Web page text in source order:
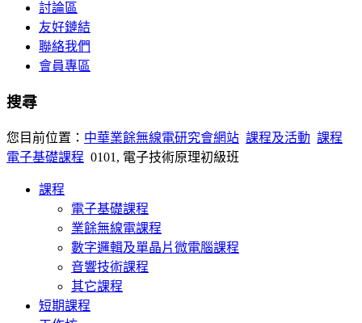
討論區
友好鏈結
聯絡我們
會員專區
搜尋
您目前位置： 中華業餘無線電研究會網站 課程及活動 課程
電子基礎課程 0101, 電子技術原理初級班
課程
電子基礎課程
業餘無線電課程
數字邏輯及單晶片微電腦課程
音響技術課程
其它課程
短期課程